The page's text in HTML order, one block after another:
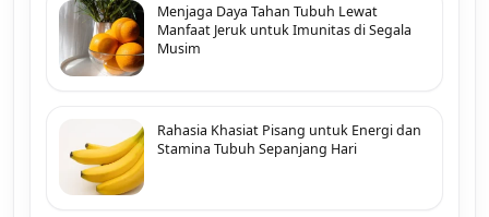
Menjaga Daya Tahan Tubuh Lewat
Manfaat Jeruk untuk Imunitas di Segala
Musim
Rahasia Khasiat Pisang untuk Energi dan
Stamina Tubuh Sepanjang Hari